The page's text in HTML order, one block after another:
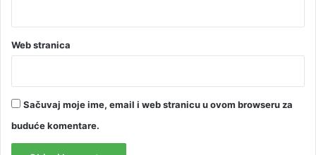
Web stranica
Sačuvaj moje ime, email i web stranicu u ovom browseru za
buduće komentare.